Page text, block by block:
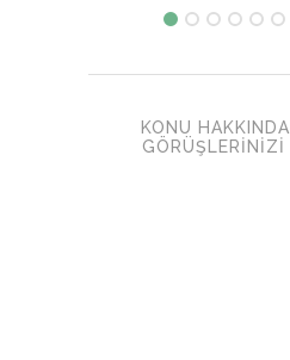
KONU
GÖRÜŞLERINIZI